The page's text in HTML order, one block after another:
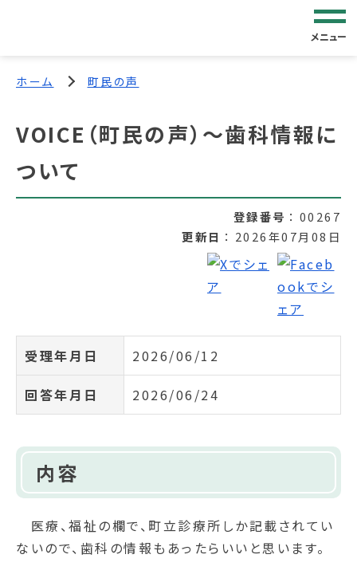
メニュー
ホーム 町民の声
VOICE（町民の声）～歯科情報に
ついて
登録番号
00267
更新日
2026年07月08日
受理年月日 2026/06/12
回答年月日 2026/06/24
内容
医療、福祉の欄で、町立診療所しか記載されてい
ないので、歯科の情報もあったらいいと思います。